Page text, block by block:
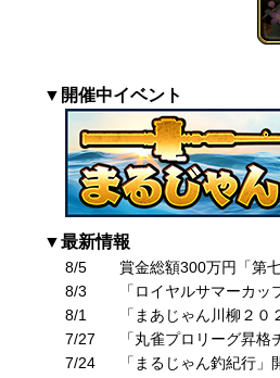
▼開催中イベント
▼最新情報
8/5
賞金総額300万円「第
8/3
「ロイヤルサマーカ
8/1
「まあじゃん川柳２
7/27
「丸雀プロリーグ昇
7/24
「まるじゃん釣紀行」